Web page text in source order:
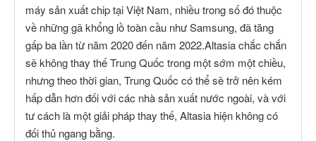
máy sản xuất chip tại Việt Nam, nhiều trong số đó thuộc
về những gã khổng lồ toàn cầu như Samsung, đã tăng
gấp ba lần từ năm 2020 đến năm 2022.Altasia chắc chắn
sẽ không thay thế Trung Quốc trong một sớm một chiều,
nhưng theo thời gian, Trung Quốc có thể sẽ trở nên kém
hấp dẫn hơn đối với các nhà sản xuất nước ngoài, và với
tư cách là một giải pháp thay thế, Altasia hiện không có
đối thủ ngang bằng.